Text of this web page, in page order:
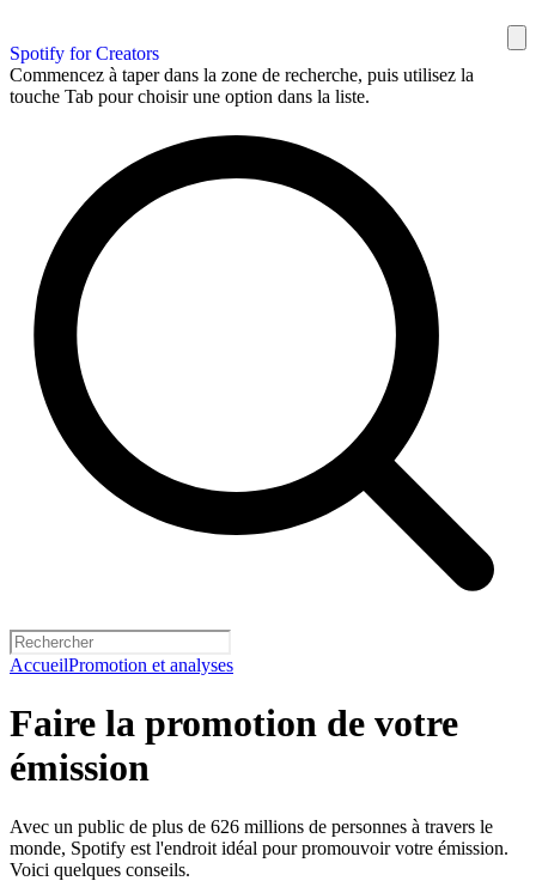
Spotify for Creators
Commencez à taper dans la zone de recherche, puis utilisez la
touche Tab pour choisir une option dans la liste.
AccueilPromotion et analyses
Faire la promotion de votre
émission
Avec un public de plus de 626 millions de personnes à travers le
monde, Spotify est l'endroit idéal pour promouvoir votre émission.
Voici quelques conseils.